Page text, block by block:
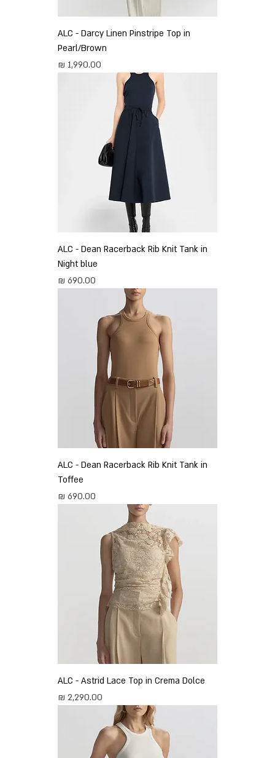
ALC - Darcy Linen Pinstripe Top in
Pearl/Brown
מחיר
ALC - Dean Racerback Rib Knit Tank in
Night blue
מחיר
ALC - Dean Racerback Rib Knit Tank in
Toffee
מחיר
ALC - Astrid Lace Top in Crema Dolce
מחיר